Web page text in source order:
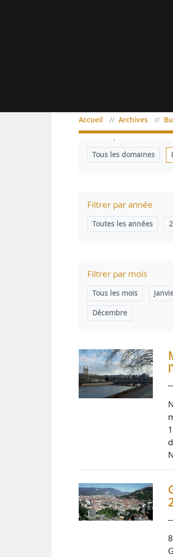
Accueil Archives
Filtrer par domaine
Tous les domaines
Filtrer par année
Toutes les années
Filtrer par mois
Tous les mois
Décembre